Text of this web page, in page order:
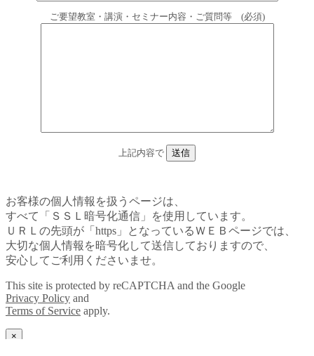
ご要望教室・講演・セミナー内容・ご質問等 (必須)
上記内容で
お客様の個人情報を扱うページは、
すべて「ＳＳＬ暗号化通信」を使用しています。
ＵＲＬの先頭が「https」となっているＷＥＢページでは、
大切な個人情報を暗号化して送信しておりますので、
安心してご利用くださいませ。
This site is protected by reCAPTCHA and the Google
Privacy Policy and
Terms of Service apply.
×